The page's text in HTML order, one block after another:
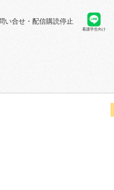
い合せ・配信購読停止
看護学生向け